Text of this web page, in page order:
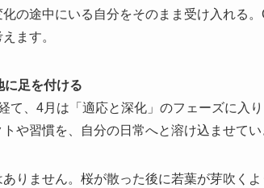
の途中にいる自分をそのまま受け入れる
ます。
足を付ける
て、4月は「適応と深化」のフェーズに入
や習慣を、自分の日常へと溶け込ませてい
りません。桜が散った後に若葉が芽吹く